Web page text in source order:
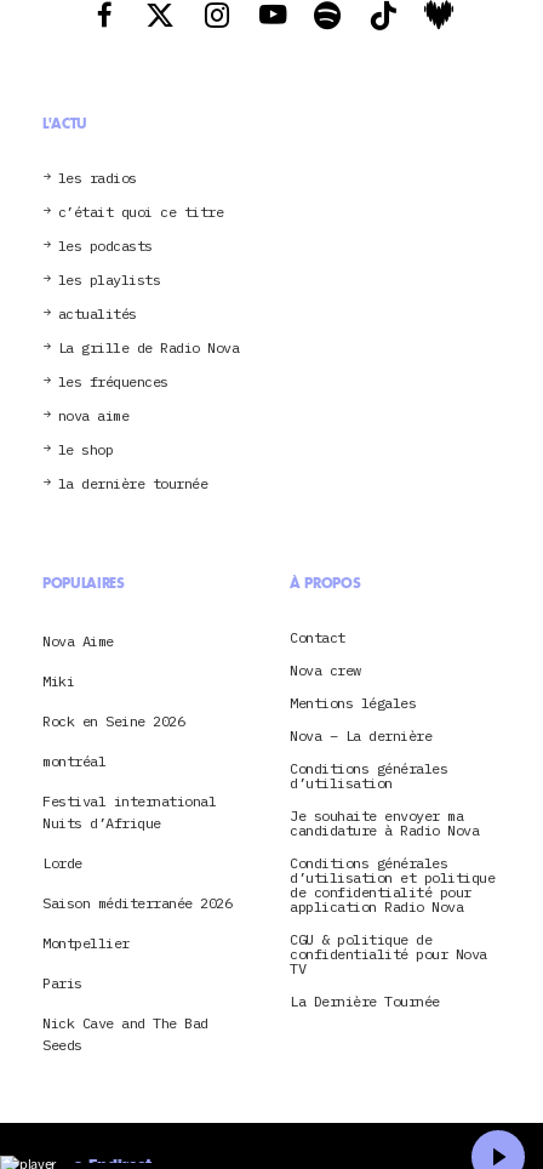
L'ACTU
les radios
c’était quoi ce titre
les podcasts
les playlists
actualités
La grille de Radio Nova
les fréquences
nova aime
le shop
la dernière tournée
POPULAIRES
Nova Aime
Miki
Rock en Seine 2026
montréal
Festival international
Nuits d’Afrique
Lorde
Saison méditerranée 2026
Montpellier
Paris
Nick Cave and The Bad
Seeds
À PROPOS
Contact
Nova crew
Mentions légales
Nova – La dernière
Conditions générales
d’utilisation
Je souhaite envoyer ma
candidature à Radio Nova
Conditions générales
d’utilisation et politique
de confidentialité pour
application Radio Nova
CGU & politique de
confidentialité pour Nova
TV
La Dernière Tournée
En direct